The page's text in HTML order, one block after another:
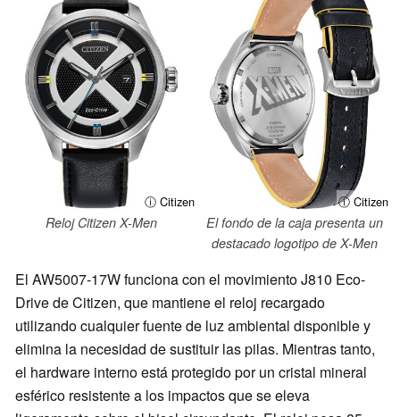
ⓘ Citizen
Reloj Citizen X-Men
ⓘ Citizen
El fondo de la caja presenta un
destacado logotipo de X-Men
El AW5007-17W funciona con el movimiento J810 Eco-
Drive de Citizen, que mantiene el reloj recargado
utilizando cualquier fuente de luz ambiental disponible y
elimina la necesidad de sustituir las pilas. Mientras tanto,
el hardware interno está protegido por un cristal mineral
esférico resistente a los impactos que se eleva